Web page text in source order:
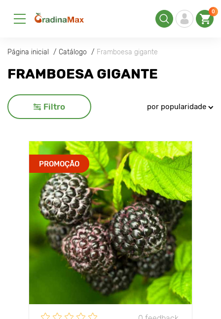
0
Página inicial Catálogo Framboesa gigante
FRAMBOESA GIGANTE
Filtro por popularidade
PROMOÇÃO